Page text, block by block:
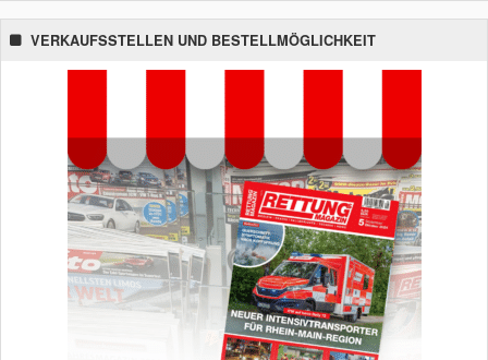
VERKAUFSSTELLEN UND BESTELLMÖGLICHKEIT